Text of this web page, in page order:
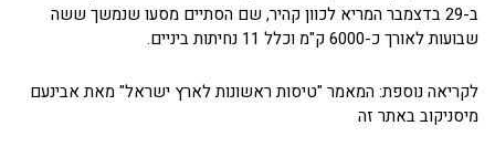
ב-29 בדצמבר המריא לכוון קהיר, שם הסתיים מסעו שנמשך ששה
שבועות לאורך כ-6000 ק"מ וכלל 11 נחיתות ביניים.
לקריאה נוספת: המאמר "טיסות ראשונות לארץ ישראל" מאת אבינעם
מיסניקוב באתר זה